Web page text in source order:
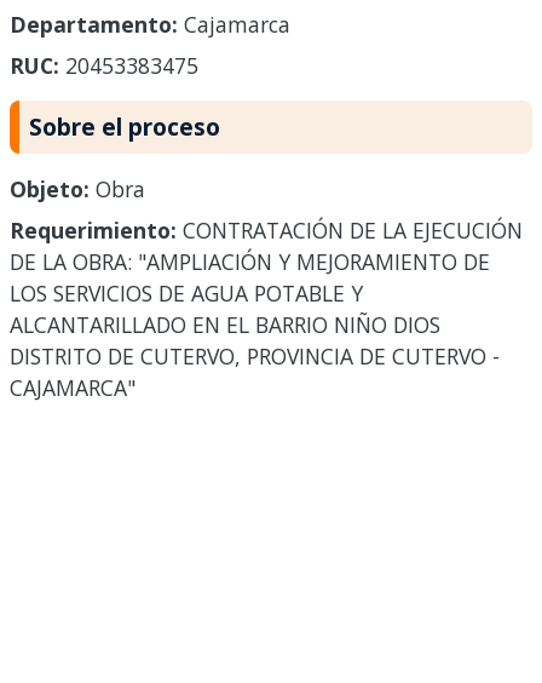
Departamento: Cajamarca
RUC: 20453383475
Sobre el proceso
Objeto: Obra
Requerimiento: CONTRATACIÓN DE LA EJECUCIÓN
DE LA OBRA: "AMPLIACIÓN Y MEJORAMIENTO DE
LOS SERVICIOS DE AGUA POTABLE Y
ALCANTARILLADO EN EL BARRIO NIÑO DIOS
DISTRITO DE CUTERVO, PROVINCIA DE CUTERVO -
CAJAMARCA"